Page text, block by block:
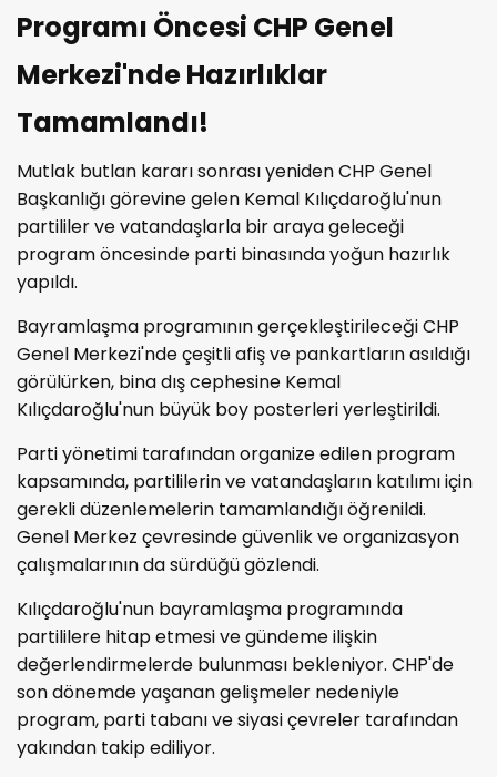
Programı Öncesi CHP Genel
Merkezi'nde Hazırlıklar
Tamamlandı!
Mutlak butlan kararı sonrası yeniden CHP Genel
Başkanlığı görevine gelen Kemal Kılıçdaroğlu'nun
partililer ve vatandaşlarla bir araya geleceği
program öncesinde parti binasında yoğun hazırlık
yapıldı.
Bayramlaşma programının gerçekleştirileceği CHP
Genel Merkezi'nde çeşitli afiş ve pankartların asıldığı
görülürken, bina dış cephesine Kemal
Kılıçdaroğlu'nun büyük boy posterleri yerleştirildi.
Parti yönetimi tarafından organize edilen program
kapsamında, partililerin ve vatandaşların katılımı için
gerekli düzenlemelerin tamamlandığı öğrenildi.
Genel Merkez çevresinde güvenlik ve organizasyon
çalışmalarının da sürdüğü gözlendi.
Kılıçdaroğlu'nun bayramlaşma programında
partililere hitap etmesi ve gündeme ilişkin
değerlendirmelerde bulunması bekleniyor. CHP'de
son dönemde yaşanan gelişmeler nedeniyle
program, parti tabanı ve siyasi çevreler tarafından
yakından takip ediliyor.